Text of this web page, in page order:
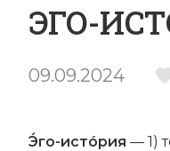
ЭГО-
09.09.2024
Э́го-истóрия — 1)